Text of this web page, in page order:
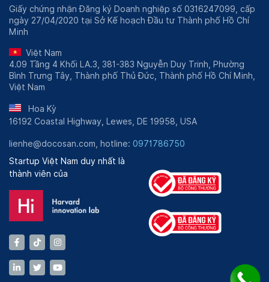
Giấy chứng nhận Đăng ký Doanh nghiệp số 0316247099, cấp
ngày 27/04/2020 tại Sở Kế hoạch Đầu tư Thành phố Hồ Chí
Minh
Việt Nam
4.09 Tầng 4 Khối LA.3, 381-383 Nguyễn Duy Trinh, Phường
Bình Trưng Tây, Thành phố Thủ Đức, Thành phố Hồ Chí Minh,
Việt Nam
Hoa Kỳ
16192 Coastal Highway, Lewes, DE 19958, USA
lienhe@docosan.com, hotline: 0971786750
Startup Việt Nam duy nhất là
thành viên của